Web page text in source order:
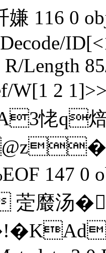
嫌 116 0
Length
W[1 2
恅q焙
147 0
黀汤� 
�!�